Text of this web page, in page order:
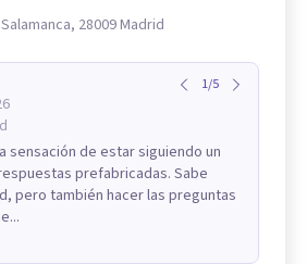
28009 Madrid
1/5
sensación de estar siguiendo un
prefabricadas. Sabe
pero también hacer las preguntas